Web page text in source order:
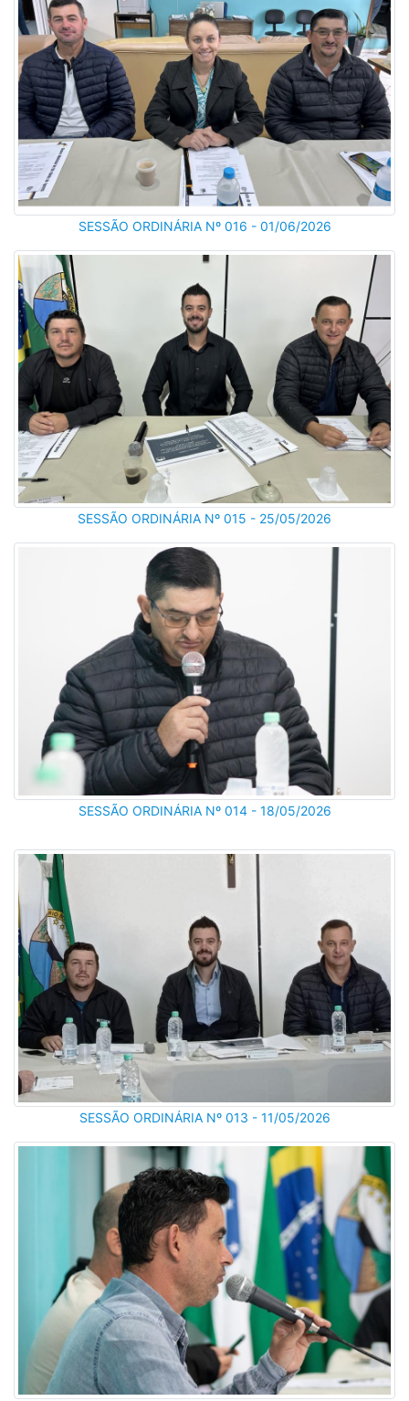
SESSÃO ORDINÁRIA Nº 016 - 01/06/2026
SESSÃO ORDINÁRIA Nº 015 - 25/05/2026
SESSÃO ORDINÁRIA Nº 014 - 18/05/2026
SESSÃO ORDINÁRIA Nº 013 - 11/05/2026